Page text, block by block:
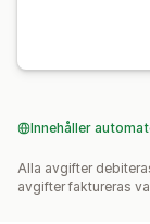
Innehåller
Alla avgifter
avgifter faktureras